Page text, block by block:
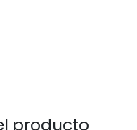
producto